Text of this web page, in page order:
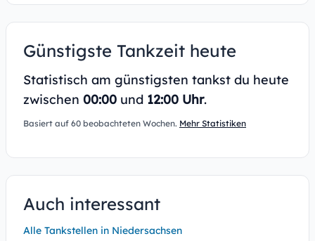
Günstigste Tankzeit heute
Statistisch am günstigsten tankst du heute
zwischen 00:00 und 12:00 Uhr.
Basiert auf 60 beobachteten Wochen. Mehr Statistiken
Auch interessant
Alle Tankstellen in Niedersachsen